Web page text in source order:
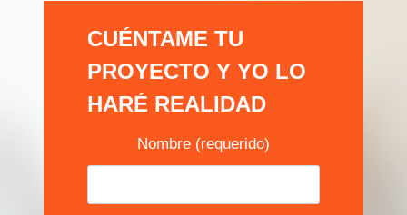
CUÉNTAME TU
PROYECTO Y YO LO
HARÉ REALIDAD
Nombre (requerido)